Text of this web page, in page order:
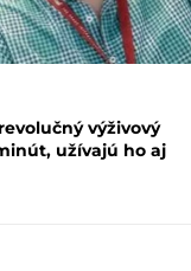
výživový
užívajú ho aj